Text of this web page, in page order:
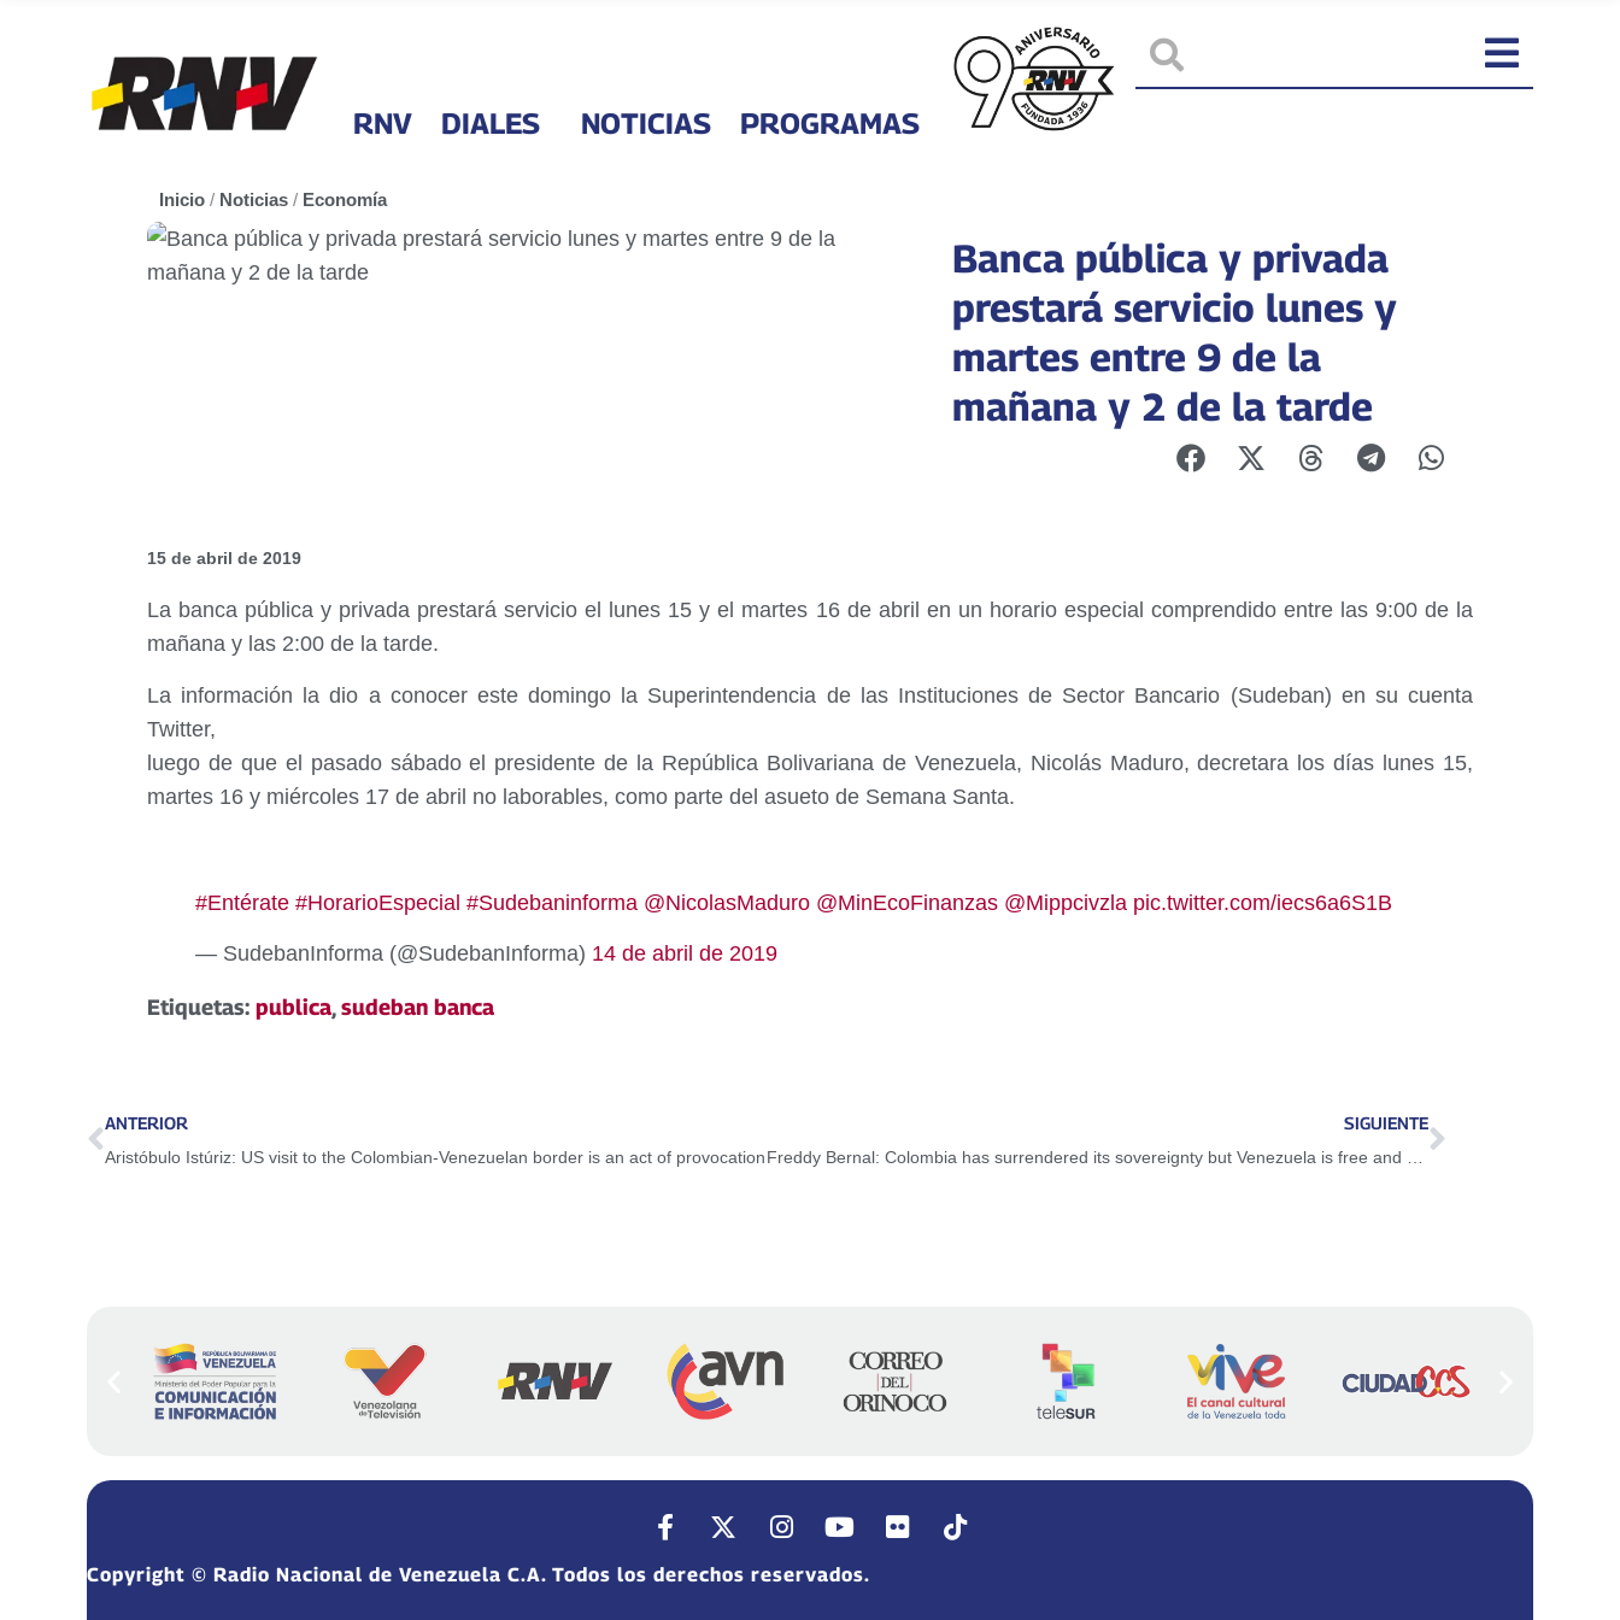
RNV DIALES NOTICIAS PROGRAMAS
Inicio / Noticias / Economía
Banca pública y privada
prestará servicio lunes y
martes entre 9 de la
mañana y 2 de la tarde
15 de abril de 2019
La banca pública y privada prestará servicio el lunes 15 y el martes 16 de abril en un horario especial comprendido entre las 9:00 de la
mañana y las 2:00 de la tarde.
La información la dio a conocer este domingo la Superintendencia de las Instituciones de Sector Bancario (Sudeban) en su cuenta
Twitter,
luego de que el pasado sábado el presidente de la República Bolivariana de Venezuela, Nicolás Maduro, decretara los días lunes 15,
martes 16 y miércoles 17 de abril no laborables, como parte del asueto de Semana Santa.
#Entérate #HorarioEspecial #Sudebaninforma @NicolasMaduro @MinEcoFinanzas @Mippcivzla pic.twitter.com/iecs6a6S1B
— SudebanInforma (@SudebanInforma) 14 de abril de 2019
Etiquetas: publica,sudeban banca
ANTERIOR
Aristóbulo Istúriz: US visit to the Colombian-Venezuelan border is an act of provocation
SIGUIENTE
Freddy Bernal: Colombia has surrendered its sovereignty but Venezuela is free and sovereign
Copyright © Radio Nacional de Venezuela C.A. Todos los derechos reservados.